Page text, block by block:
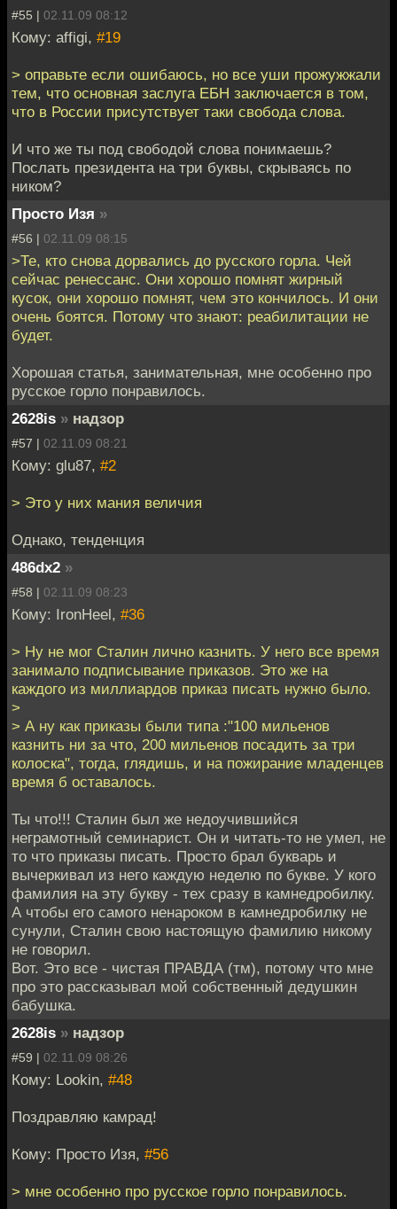
#55 | 02.11.09 08:12
Кому: affigi, #19
> оправьте если ошибаюсь, но все уши прожужжали
тем, что основная заслуга ЕБН заключается в том,
что в России присутствует таки свобода слова.
И что же ты под свободой слова понимаешь?
Послать президента на три буквы, скрываясь по
ником?
Просто Изя »
#56 | 02.11.09 08:15
>Те, кто снова дорвались до русского горла. Чей
сейчас ренессанс. Они хорошо помнят жирный
кусок, они хорошо помнят, чем это кончилось. И они
очень боятся. Потому что знают: реабилитации не
будет.
Хорошая статья, занимательная, мне особенно про
русское горло понравилось.
2628is » надзор
#57 | 02.11.09 08:21
Кому: glu87, #2
> Это у них мания величия
Однако, тенденция
486dx2 »
#58 | 02.11.09 08:23
Кому: IronHeel, #36
> Ну не мог Сталин лично казнить. У него все время
занимало подписывание приказов. Это же на
каждого из миллиардов приказ писать нужно было.
>
> А ну как приказы были типа :"100 мильенов
казнить ни за что, 200 мильенов посадить за три
колоска", тогда, глядишь, и на пожирание младенцев
время б оставалось.
Ты что!!! Сталин был же недоучившийся
неграмотный семинарист. Он и читать-то не умел, не
то что приказы писать. Просто брал букварь и
вычеркивал из него каждую неделю по букве. У кого
фамилия на эту букву - тех сразу в камнедробилку.
А чтобы его самого ненароком в камнедробилку не
сунули, Сталин свою настоящую фамилию никому
не говорил.
Вот. Это все - чистая ПРАВДА (тм), потому что мне
про это рассказывал мой собственный дедушкин
бабушка.
2628is » надзор
#59 | 02.11.09 08:26
Кому: Lookin, #48
Поздравляю камрад!
Кому: Просто Изя, #56
> мне особенно про русское горло понравилось.